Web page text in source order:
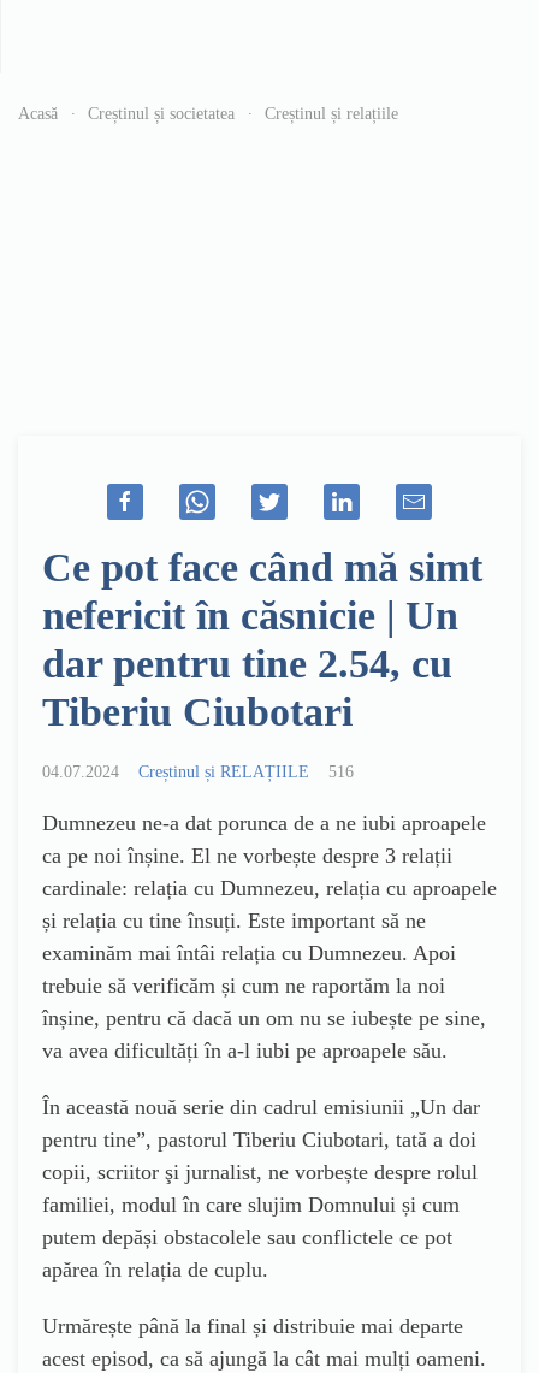
Acasă Creștinul și societatea Creștinul și relațiile
Ce pot face când mă simt
nefericit în căsnicie | Un
dar pentru tine 2.54, cu
Tiberiu Ciubotari
04.07.2024 Creștinul și RELAȚIILE 516
Dumnezeu ne-a dat porunca de a ne iubi aproapele
ca pe noi înșine. El ne vorbește despre 3 relații
cardinale: relația cu Dumnezeu, relația cu aproapele
și relația cu tine însuți. Este important să ne
examinăm mai întâi relația cu Dumnezeu. Apoi
trebuie să verificăm și cum ne raportăm la noi
înșine, pentru că dacă un om nu se iubește pe sine,
va avea dificultăți în a-l iubi pe aproapele său.
În această nouă serie din cadrul emisiunii „Un dar
pentru tine”, pastorul Tiberiu Ciubotari, tată a doi
copii, scriitor şi jurnalist, ne vorbește despre rolul
familiei, modul în care slujim Domnului și cum
putem depăși obstacolele sau conflictele ce pot
apărea în relația de cuplu.
Urmărește până la final și distribuie mai departe
acest episod, ca să ajungă la cât mai mulți oameni.